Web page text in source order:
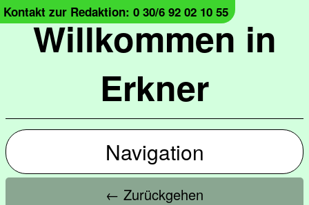
Willkommen in
Erkner
Kontakt zur Redaktion: 0 30/6 92 02 10 55
Navigation
← Zurückgehen